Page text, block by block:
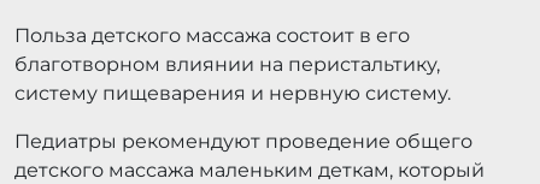
Польза детского массажа состоит в его
благотворном влиянии на перистальтику,
систему пищеварения и нервную систему.
Педиатры рекомендуют проведение общего
детского массажа маленьким деткам, который